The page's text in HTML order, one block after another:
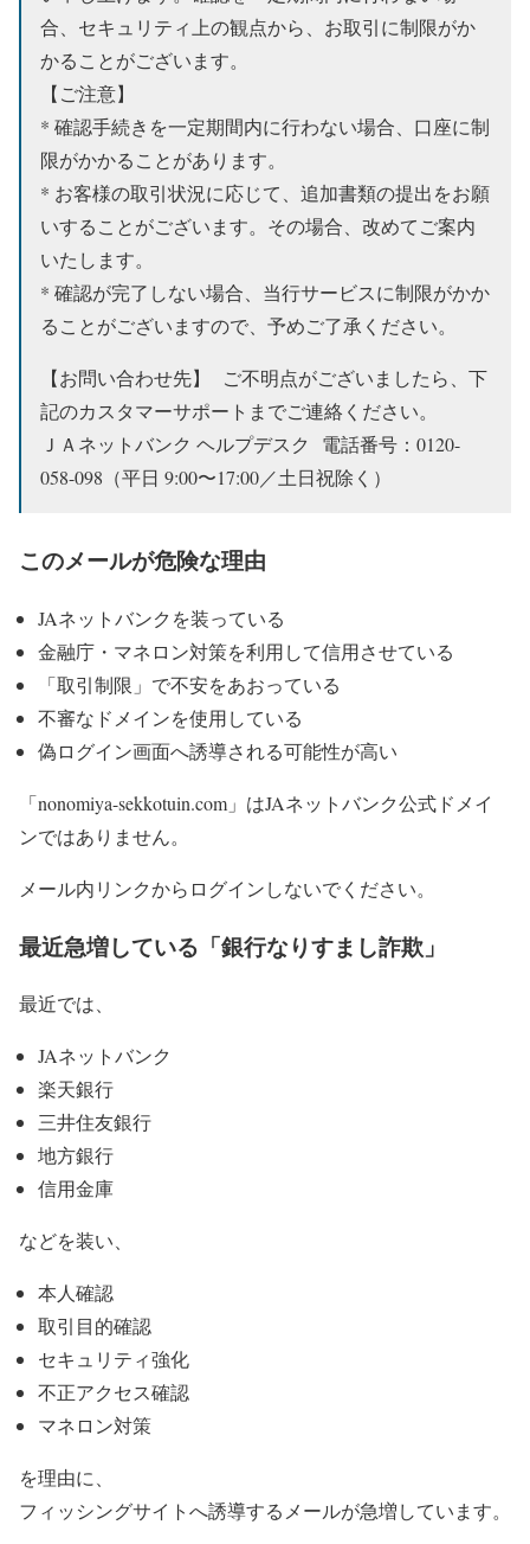
合、セキュリティ上の観点から、お取引に制限がか
かることがございます。
【ご注意】
* 確認手続きを一定期間内に行わない場合、口座に制
限がかかることがあります。
* お客様の取引状況に応じて、追加書類の提出をお願
いすることがございます。その場合、改めてご案内
いたします。
* 確認が完了しない場合、当行サービスに制限がかか
ることがございますので、予めご了承ください。
【お問い合わせ先】 ご不明点がございましたら、下
記のカスタマーサポートまでご連絡ください。
ＪＡネットバンク ヘルプデスク 電話番号：0120-
058-098（平日 9:00〜17:00／土日祝除く）
このメールが危険な理由
JAネットバンクを装っている
金融庁・マネロン対策を利用して信用させている
「取引制限」で不安をあおっている
不審なドメインを使用している
偽ログイン画面へ誘導される可能性が高い
「nonomiya-sekkotuin.com」はJAネットバンク公式ドメイ
ンではありません。
メール内リンクからログインしないでください。
最近急増している「銀行なりすまし詐欺」
最近では、
JAネットバンク
楽天銀行
三井住友銀行
地方銀行
信用金庫
などを装い、
本人確認
取引目的確認
セキュリティ強化
不正アクセス確認
マネロン対策
を理由に、
フィッシングサイトへ誘導するメールが急増しています。